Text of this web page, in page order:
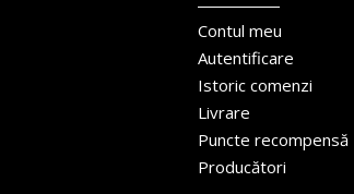
Contul meu
Autentificare
Istoric comenzi
Livrare
Puncte recompensă
Producători